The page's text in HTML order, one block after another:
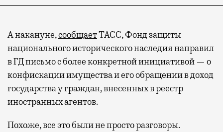
А накануне,сообщаетТАСС, Фонд защиты
национального исторического наследия направил
в ГД письмо с более конкретной инициативой — о
конфискации имущества и его обращении в доход
государства у граждан, внесенных в реестр
иностранных агентов.
Похоже, все это были не просто разговоры.